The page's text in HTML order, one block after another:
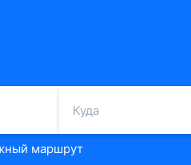
маршрут